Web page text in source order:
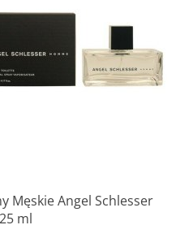
Męskie Angel Schlesser
ml